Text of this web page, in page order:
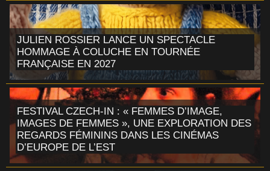
JULIEN ROSSIER LANCE UN SPECTACLE
HOMMAGE À COLUCHE EN TOURNÉE
FRANÇAISE EN 2027
FESTIVAL CZECH-IN : « FEMMES D’IMAGE,
IMAGES DE FEMMES », UNE EXPLORATION DES
REGARDS FÉMININS DANS LES CINÉMAS
D’EUROPE DE L’EST